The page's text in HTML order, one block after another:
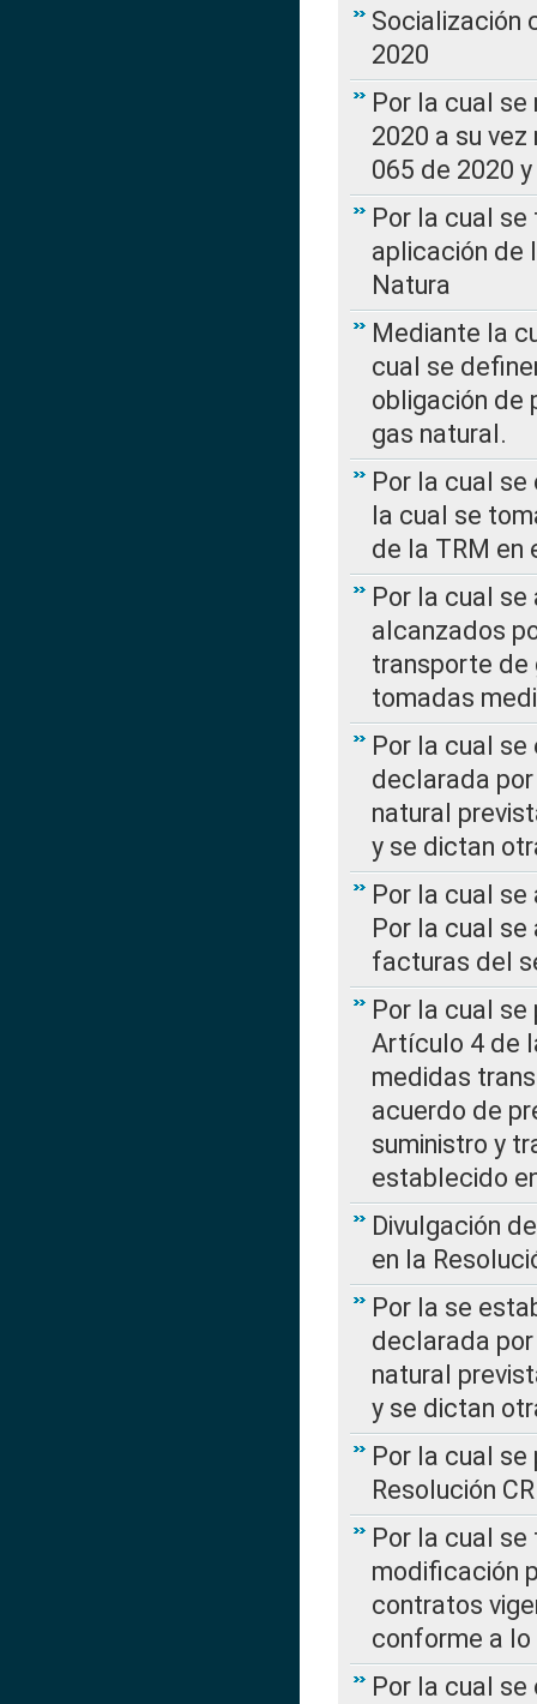
Socialización
2020
Por la cual se
2020 a su
065 de 2020
Por la cual
aplicación de
Natura
Mediante la
cual se
obligación de
gas natural.
Por la cual se
la cual se
de la TRM en
Por la cual
alcanzados
transporte de
tomadas
Por la cual
declarada
natural
y se dictan
Por la cual se
Por la cual
facturas del
Por la cual
Artículo 4 de
medidas
acuerdo de
suministro y
establecido
Divulgación
en la
Por la se
declarada
natural
y se dictan
Por la cual
Resolución
Por la cual
modificación
contratos
conforme a lo
Por la cual se